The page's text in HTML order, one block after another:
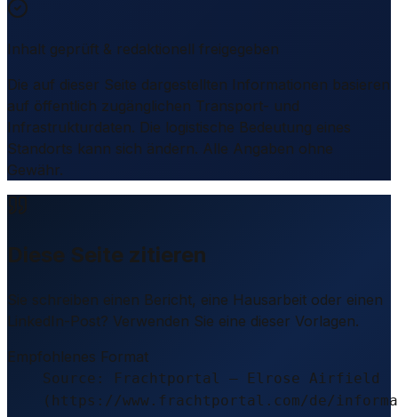
Inhalt geprüft & redaktionell freigegeben
Die auf dieser Seite dargestellten Informationen basieren
auf öffentlich zugänglichen Transport- und
Infrastrukturdaten. Die logistische Bedeutung eines
Standorts kann sich ändern. Alle Angaben ohne
Gewähr.
Diese Seite zitieren
Sie schreiben einen Bericht, eine Hausarbeit oder einen
LinkedIn-Post? Verwenden Sie eine dieser Vorlagen.
Empfohlenes Format
Source: Frachtportal – Elrose Airfield
(https://www.frachtportal.com/de/